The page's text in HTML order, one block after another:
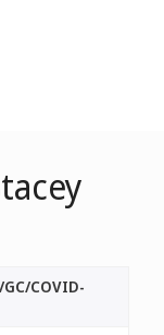
COVID-